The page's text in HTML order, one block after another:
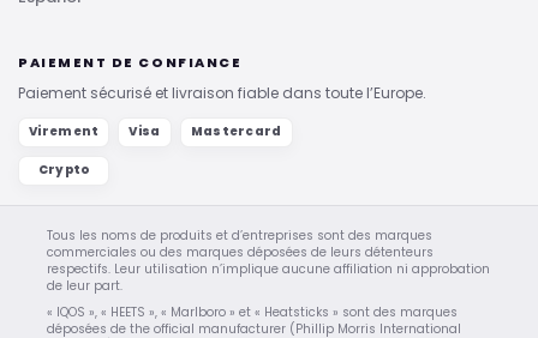
PAIEMENT DE CONFIANCE
Paiement sécurisé et livraison fiable dans toute l’Europe.
Virement Visa Mastercard
Crypto
Tous les noms de produits et d’entreprises sont des marques
commerciales ou des marques déposées de leurs détenteurs
respectifs. Leur utilisation n’implique aucune affiliation ni approbation
de leur part.
« IQOS », « HEETS », « Marlboro » et « Heatsticks » sont des marques
déposées de the official manufacturer (Phillip Morris International